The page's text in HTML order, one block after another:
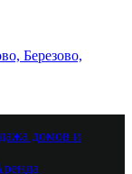
Березово,
домов и